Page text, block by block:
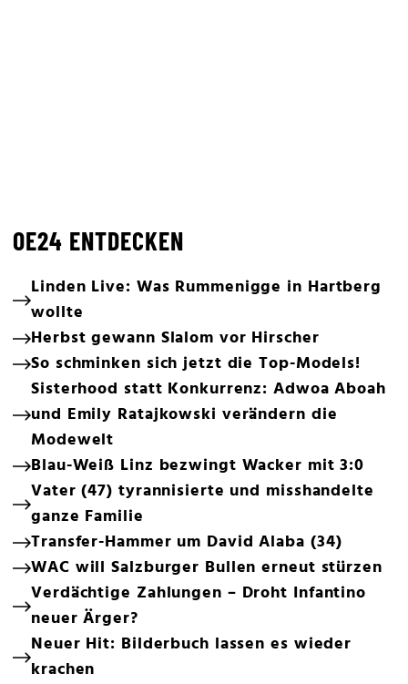
OE24 ENTDECKEN
Linden Live: Was Rummenigge in Hartberg
wollte
Herbst gewann Slalom vor Hirscher
So schminken sich jetzt die Top-Models!
Sisterhood statt Konkurrenz: Adwoa Aboah
und Emily Ratajkowski verändern die
Modewelt
Blau-Weiß Linz bezwingt Wacker mit 3:0
Vater (47) tyrannisierte und misshandelte
ganze Familie
Transfer-Hammer um David Alaba (34)
WAC will Salzburger Bullen erneut stürzen
Verdächtige Zahlungen – Droht Infantino
neuer Ärger?
Neuer Hit: Bilderbuch lassen es wieder
krachen